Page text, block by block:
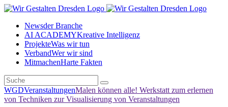
Newsder Branche
AI ACADEMYKreative Intelligenz
ProjekteWas wir tun
VerbandWer wir sind
MitmachenHarte Fakten
WGDVeranstaltungenMalen können alle! Werkstatt zum erlernen
von Techniken zur Visualisierung von Veranstaltungen